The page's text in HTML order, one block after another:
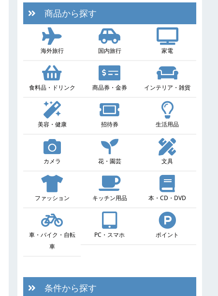
商品から探す
海外旅行 国内旅行 家電
食料品・ドリンク 商品券・金券 インテリア・雑貨
美容・健康 招待券 生活用品
カメラ 花・園芸 文具
ファッション キッチン用品 本・CD・DVD
車・バイク・自転
車
PC・スマホ ポイント
条件から探す